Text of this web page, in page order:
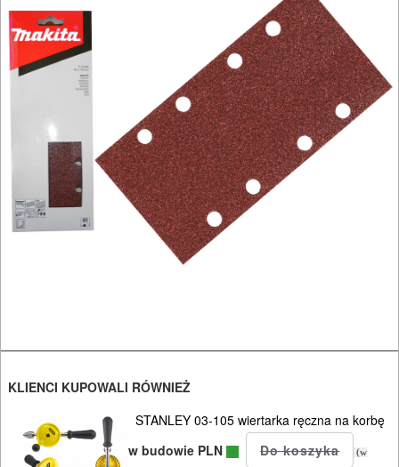
METALU
WARSZTATOWE
RĘCZNE
NARZĘDZIA
OSPRZĘT
HYDRAULICZNE
AKCESORIA
KOMPRESORY
NARZĘDZIA
KLIENCI KUPOWALI RÓWNIEŻ
STANLEY 03-105 wiertarka ręczna na korbę
w budowie PLN
(w